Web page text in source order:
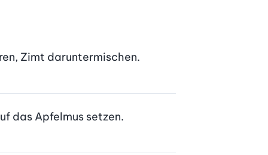
Zimt daruntermischen.
das Apfelmus setzen.